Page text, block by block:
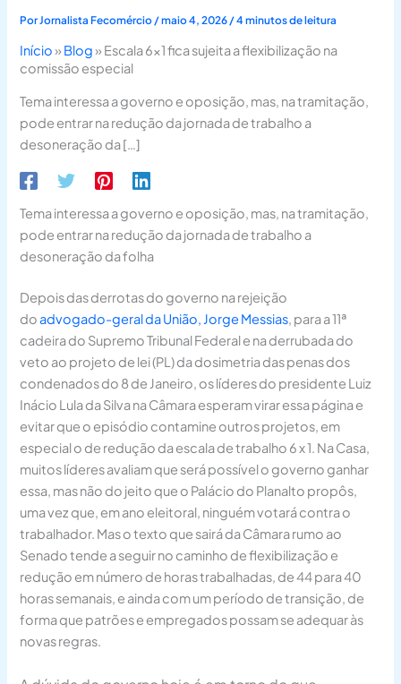
PorJornalista Fecomércio /maio 4, 2026 /4 minutos de leitura
Início» Blog» Escala 6×1 fica sujeita a flexibilização na
comissão especial
Tema interessa a governo e oposição, mas, na tramitação,
pode entrar na redução da jornada de trabalho a
desoneração da […]
Tema interessa a governo e oposição, mas, na tramitação,
pode entrar na redução da jornada de trabalho a
desoneração da folha
Depois das derrotas do governo na rejeição
doadvogado-geral da União, Jorge Messias, para a 11ª
cadeira do Supremo Tribunal Federal e na derrubada do
veto ao projeto de lei (PL) da dosimetria das penas dos
condenados do 8 de Janeiro, os líderes do presidente Luiz
Inácio Lula da Silva na Câmara esperam virar essa página e
evitar que o episódio contamine outros projetos, em
especial o de redução da escala de trabalho 6 x 1. Na Casa,
muitos líderes avaliam que será possível o governo ganhar
essa, mas não do jeito que o Palácio do Planalto propôs,
uma vez que, em ano eleitoral, ninguém votará contra o
trabalhador. Mas o texto que sairá da Câmara rumo ao
Senado tende a seguir no caminho de flexibilização e
redução em número de horas trabalhadas, de 44 para 40
horas semanais, e ainda com um período de transição, de
forma que patrões e empregados possam se adequar às
novas regras.